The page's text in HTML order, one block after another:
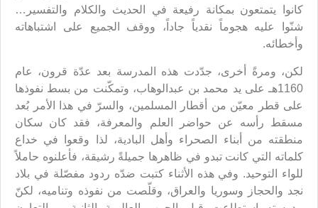
كانوا يتمتعون بمكانة رفيعة في الحديث والكلام والتفسير…
شنّوا عليه هجوماً نقدياً جاداً، ووقف الجميع على اشتباهاته
وأخطائه.
لكن، ومرةً أخرى، جدّدت هذه المدرسة بعد عدّة قرون، عام
1160هـ على يد محمد بن عبدالوهاب، وتمكّنت من بسط نفوذها
على قطر معيّن من أقطار المسلمين، والسرّ في هذا الأمر بُعد
مسقط رأسه عن حواضر العلم والمعرفة، فقد كان سكان
منطقته من أبناء الصحراء وأهل البادية، لذا وقعوا في خداع
كلماته التي كانت تبدو في ظاهرها جميلةً رشيقة، فأعلنوه حاملاً
للواء التوحيد. وفي هذه الأثناء كتبت ضدّه ردود مفصّلة في بلاد
نجد والحجاز وسوريا والعراق، وقلّصت من نفوذه وتناميه، لكنّ